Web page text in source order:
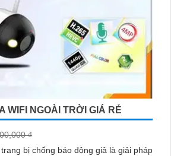
WIFI NGOÀI TRỜI GIÁ RẺ
₫
bị chống báo động giả là giải pháp